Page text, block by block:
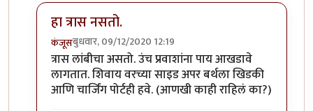
हा त्रास नसतो.
कंजूसबुधवार, 09/12/2020 12:19
In reply toSL बर्थ सुखकारक !byहेमंतकुमार
त्रास लांबीचा असतो. उंच प्रवाशांना पाय आखडावे
लागतात. शिवाय वरच्या साइड अपर बर्थला खिडकी
आणि चार्जिंग पोर्टही हवे. (आणखी काही राहिलं का?)